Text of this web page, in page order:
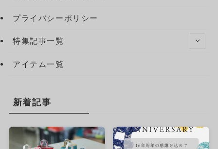
プライバシーポリシー
特集記事一覧
アイテム一覧
新着記事